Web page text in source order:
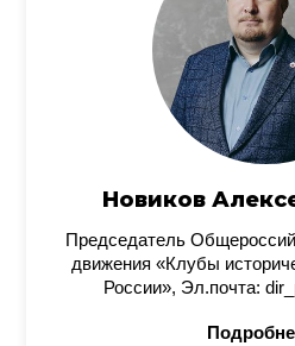
Новиков
Председатель
движения «Клубы
России», Эл.почта: